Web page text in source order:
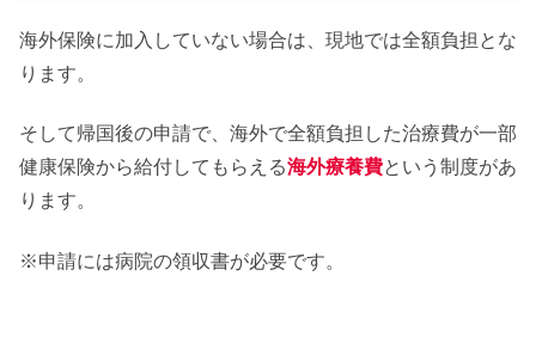
海外保険に加入していない場合は、現地では全額負担とな
ります。
そして帰国後の申請で、海外で全額負担した治療費が一部
健康保険から給付してもらえる海外療養費という制度があ
ります。
※申請には病院の領収書が必要です。